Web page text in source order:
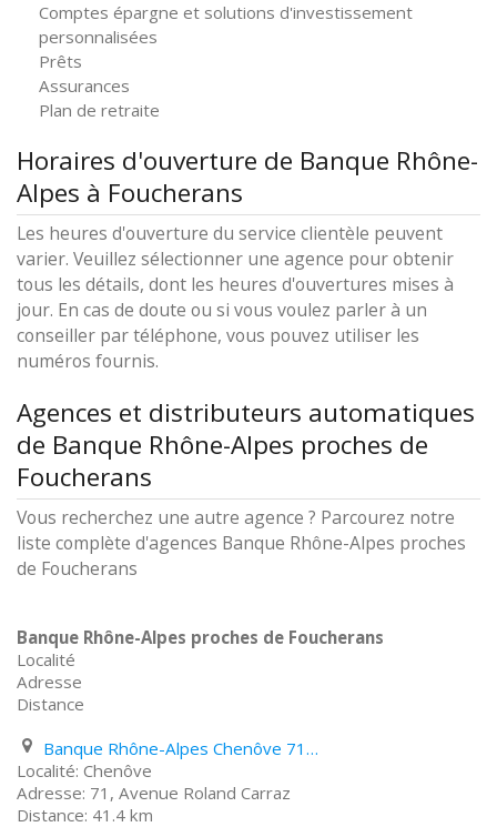
Comptes épargne et solutions d'investissement
personnalisées
Prêts
Assurances
Plan de retraite
Horaires d'ouverture de Banque Rhône-
Alpes à Foucherans
Les heures d'ouverture du service clientèle peuvent
varier. Veuillez sélectionner une agence pour obtenir
tous les détails, dont les heures d'ouvertures mises à
jour. En cas de doute ou si vous voulez parler à un
conseiller par téléphone, vous pouvez utiliser les
numéros fournis.
Agences et distributeurs automatiques
de Banque Rhône-Alpes proches de
Foucherans
Vous recherchez une autre agence ? Parcourez notre
liste complète d'agences Banque Rhône-Alpes proches
de Foucherans
Banque Rhône-Alpes proches de Foucherans
Localité
Adresse
Distance
Banque Rhône-Alpes Chenôve 71, Avenue Roland Carraz
Chenôve
71, Avenue Roland Carraz
41.4 km